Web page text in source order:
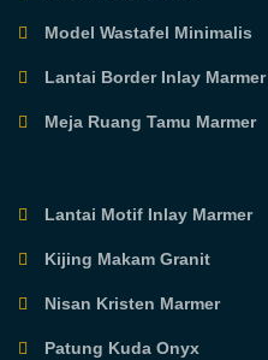
Model Wastafel Minimalis
Lantai Border Inlay Marmer
Meja Ruang Tamu Marmer
Lantai Motif Inlay Marmer
Kijing Makam Granit
Nisan Kristen Marmer
Patung Kuda Onyx